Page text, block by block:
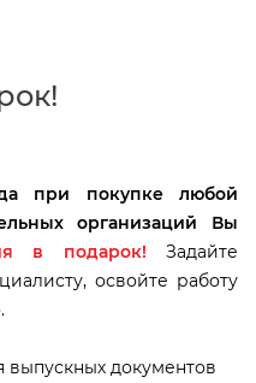
при покупке любой
организаций Вы
в подарок!
Задайте
освойте работу
выпускных документо